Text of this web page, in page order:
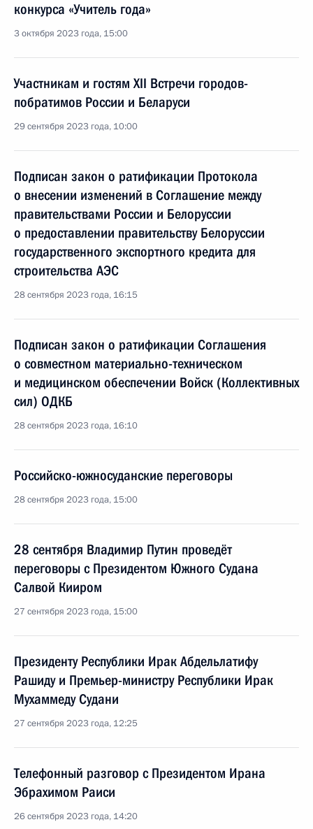
конкурса «Учитель года»
3 октября 2023 года, 15:00
Участникам и гостям XII Встречи городов-
побратимов России и Беларуси
29 сентября 2023 года, 10:00
Подписан закон о ратификации Протокола
о внесении изменений в Соглашение между
правительствами России и Белоруссии
о предоставлении правительству Белоруссии
государственного экспортного кредита для
строительства АЭС
28 сентября 2023 года, 16:15
Подписан закон о ратификации Соглашения
о совместном материально-техническом
и медицинском обеспечении Войск (Коллективных
сил) ОДКБ
28 сентября 2023 года, 16:10
Российско-южносуданские переговоры
28 сентября 2023 года, 15:00
28 сентября Владимир Путин проведёт
переговоры с Президентом Южного Судана
Салвой Кииром
27 сентября 2023 года, 15:00
Президенту Республики Ирак Абдельлатифу
Рашиду и Премьер-министру Республики Ирак
Мухаммеду Судани
27 сентября 2023 года, 12:25
Телефонный разговор с Президентом Ирана
Эбрахимом Раиси
26 сентября 2023 года, 14:20